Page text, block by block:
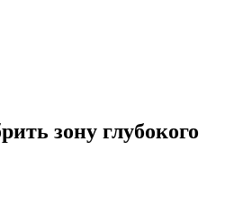
зону глубокого